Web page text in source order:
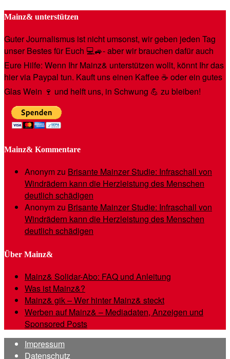
Mainz& unterstützen
Guter Journalismus ist nicht umsonst, wir geben jeden Tag
unser Bestes für Euch 💻🚙- aber wir brauchen dafür auch
Eure Hilfe: Wenn Ihr Mainz& unterstützen wollt, könnt Ihr das
hier via Paypal tun. Kauft uns einen Kaffee ☕️ oder ein gutes
Glas Wein 🍷 und helft uns, in Schwung 💪 zu bleiben!
Mainz& Kommentare
Anonymzu Brisante Mainzer Studie: Infraschall von
Windrädern kann die Herzleistung des Menschen
deutlich schädigen
Anonymzu Brisante Mainzer Studie: Infraschall von
Windrädern kann die Herzleistung des Menschen
deutlich schädigen
Über Mainz&
Mainz& Solidar-Abo: FAQ und Anleitung
Was ist Mainz&?
Mainz& gik – Wer hinter Mainz& steckt
Werben auf Mainz& – Mediadaten, Anzeigen und
Sponsored Posts
Impressum
Datenschutz